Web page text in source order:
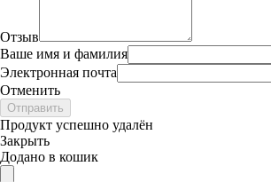
Отзыв
Ваше имя и фамилия
Электронная почта
Отменить
Отправить
Продукт успешно удалён
Закрыть
Додано в кошик